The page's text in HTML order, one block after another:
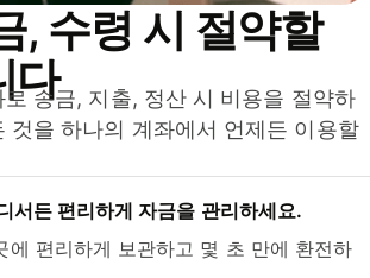
, 수령 시 절약할
다
송금, 지출, 정산 시 비용을 절약하
것을 하나의 계좌에서 언제든 이용할
서든 편리하게 자금을 관리하세요.
에 편리하게 보관하고 몇 초 만에 환전하